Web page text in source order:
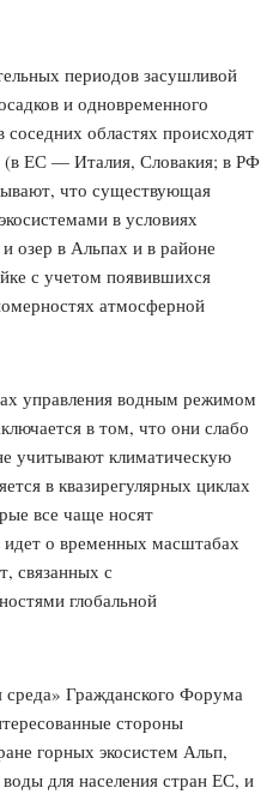
периодов засушливой
и одновременного
областях происходят
(в ЕС — Италия, Словакия; в РФ
что существующая
в условиях
озер в Альпах и в районе
с учетом появившихся
атмосферной
управления водным режимом
в том, что они слабо
учитывают климатическую
в квазирегулярных циклах
все чаще носят
идет о временных масштабах
связанных с
глобальной
Гражданского Форума
стороны
горных экосистем Альп,
для населения стран ЕС, и